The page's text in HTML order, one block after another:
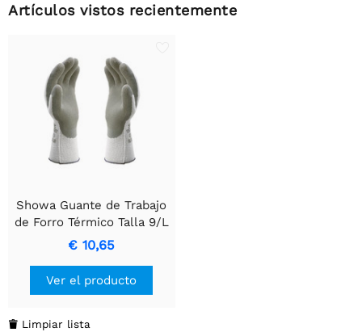
Artículos vistos recientemente
Showa Guante de Trabajo
de Forro Térmico Talla 9/L
- Cómodo y Duradero
€ 10,65
Ver el producto
 Limpiar lista